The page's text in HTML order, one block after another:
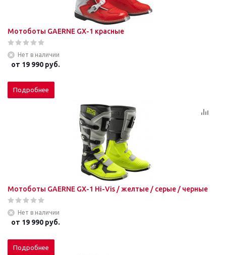
Мотоботы GAERNE GХ-1 красные
Нет в наличии
от 19 990 руб.
Подробнее
Мотоботы GAERNE GХ-1 Hi-Vis / желтые / серые / черные
Нет в наличии
от 19 990 руб.
Подробнее